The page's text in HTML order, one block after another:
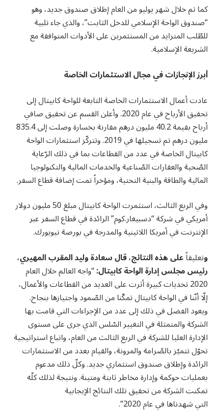
كما تم خلال شهر يوليو من العام إطلاق صندوق جديد، وهو
“صندوق الواحة الإسلامي للدخل الثابت”، والذي جاء تلبية
للطّلب المتزايد من المستثمرين على الأدوات المتوافقة مع
الشريعة الإسلامية.
أبرز الإنجازات في مجال الاستثمارات الخاصة
عادت أعمال الاستثمارات الخاصة التابعة للواحة كابيتال إلى
تحقيق الأرباح في عام 2020. وأعلن القسم عن تحقيق صافي
أرباح بقيمة 40.2 مليون درهم مقارنة بخسارة وصلت إلى 835.4
مليون درهم تم تسجيلها في 2019. وتتركّز استثمارات الواحة
كابيتال الخاصة في عدد من القطاعات بما في ذلك الرّعاية
الصّحية والعقارات الصّناعية والخدمات المالية والتكنولوجيا
المالية والطاقة والبنية التحتية، ومؤخراً تمت إضافة قطاع السفر.
وفي الربع الثالث، استثمرت الواحة كابيتال مبلغ 50 مليون دولار
أمريكي في شركة “دسبيغار.كوم” الرائدة في قطاع السفر عبر
الإنترنت في أمريكا اللاتينية والمدرجة في بورصة نيويورك.
وتعليقاًعلى هذه النتائج، قال سعادة وليد المقرب المهيري،
رئيس مجلس إدارة الواحة كابيتال:“واجه العالم خلال العام
2020 تحديات كبيرة أثرت على العديد من القطاعات والأعمال،
إلّا أنّنا في الواحة كابيتال تمكّنا من الصّمود واجتيازها بنجاح.
ويعود الفضل في ذلك إلى عدد من الإجراءات التي قامت بها
الشركة والمتمثلة في التغيير السّلس الذي جرى على مستوى
الإدارة العليا للشركة في الربع الثالث من العام، واتباع استراتيجية
تحوّل تتميّز بالصّرامة والمرونة، والقيام بعدد من الاستثمارات
الرائدة وإطلاق صندوق استثماري جديد. وكلّ ذلك مدعوم
بعمليات حوكمة وإدارة مخاطر ثابتة ومتينة. ونتيجة لذلك كلّه
تمكنت الشركة من تحقيق تلك النتائج الإيجابية
التي شهدناها في عام 2020”.